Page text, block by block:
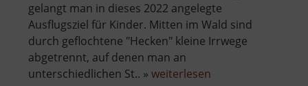
gelangt man in dieses 2022 angelegte
Ausflugsziel für Kinder. Mitten im Wald sind
durch geflochtene "Hecken" kleine Irrwege
abgetrennt, auf denen man an
unterschiedlichen St.. » weiterlesen